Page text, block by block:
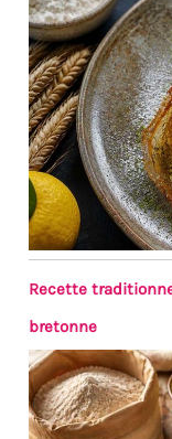
Recette
bretonne